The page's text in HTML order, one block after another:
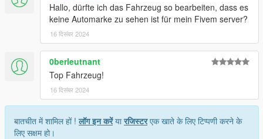
Hallo, dürfte ich das Fahrzeug so bearbeiten, dass es
keine Automarke zu sehen ist für mein Fivem server?
16 दिसंबर 2024
0berleutnant
Top Fahrzeug!
16 दिसंबर 2024
बातचीत में शामिल हों !लॉग इन करेंयारजिस्टरएक खाते के लिए टिप्पणी करने के
लिए सक्षम हो।